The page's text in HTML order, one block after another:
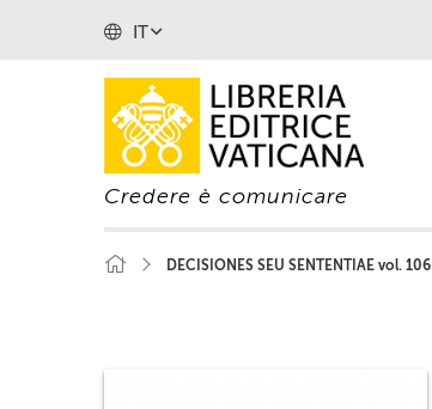
IT
Credere è comunicare
DECISIONES SEU SENTENTIAE vol. 106